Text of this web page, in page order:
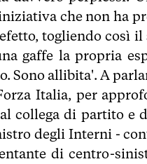
che non ha
togliendo così
gaffe la propria
Sono allibita'. A
Italia, per
collega di partito e
degli Interni -
di centro-